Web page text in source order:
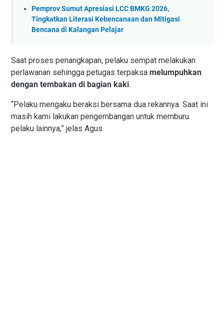
Pemprov Sumut Apresiasi LCC BMKG 2026,
Tingkatkan Literasi Kebencanaan dan Mitigasi
Bencana di Kalangan Pelajar
Saat proses penangkapan, pelaku sempat melakukan
perlawanan sehingga petugas terpaksa melumpuhkan
dengan tembakan di bagian kaki.
“Pelaku mengaku beraksi bersama dua rekannya. Saat ini
masih kami lakukan pengembangan untuk memburu
pelaku lainnya,” jelas Agus.